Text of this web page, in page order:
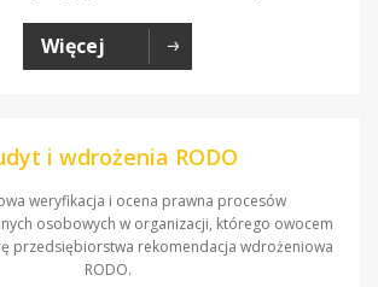
Więcej
i wdrożenia RODO
weryfikacja i ocena prawna procesów
osobowych w organizacji, którego owocem
przedsiębiorstwa rekomendacja wdrożeniowa
RODO.